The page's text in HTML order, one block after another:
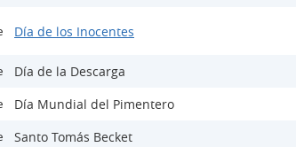
Día de los Inocentes
Día de la Descarga
Día Mundial del Pimentero
Santo Tomás Becket